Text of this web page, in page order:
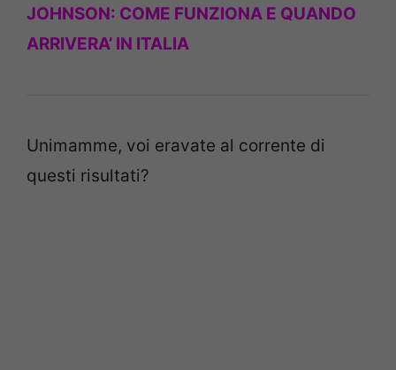
JOHNSON: COME FUNZIONA E QUANDO
ARRIVERA’ IN ITALIA
Unimamme, voi eravate al corrente di
questi risultati?